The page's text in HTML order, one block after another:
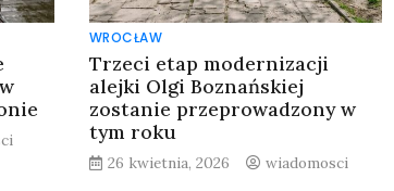
WROCŁAW
Trzeci etap modernizacji
alejki Olgi Boznańskiej
zostanie przeprowadzony w
tym roku
26 kwietnia, 2026 wiadomosci